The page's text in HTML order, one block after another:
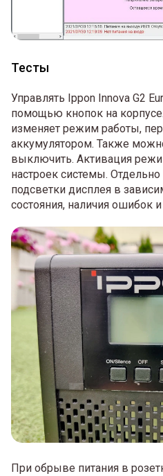
Тесты
Управлять Ippon Innova G2
помощью кнопок на
изменяет режим работы,
аккумулятором. Также
выключить. Активация
настроек системы.
подсветки дисплея в
состояния, наличия ошибок
При обрыве питания в